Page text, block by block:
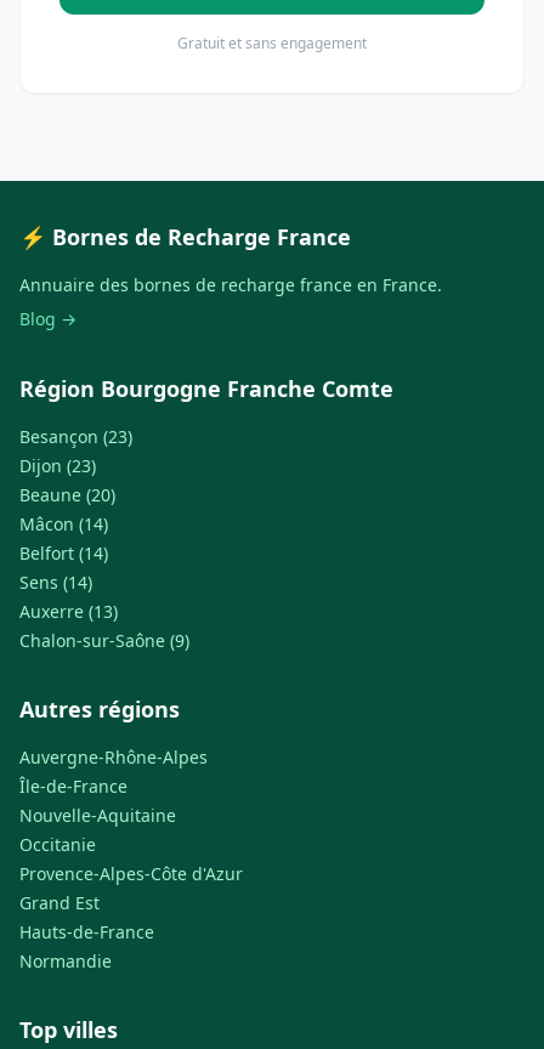
Gratuit et sans engagement
⚡ Bornes de Recharge France
Annuaire des bornes de recharge france en France.
Blog →
Région Bourgogne Franche Comte
Besançon (23)
Dijon (23)
Beaune (20)
Mâcon (14)
Belfort (14)
Sens (14)
Auxerre (13)
Chalon-sur-Saône (9)
Autres régions
Auvergne-Rhône-Alpes
Île-de-France
Nouvelle-Aquitaine
Occitanie
Provence-Alpes-Côte d'Azur
Grand Est
Hauts-de-France
Normandie
Top villes